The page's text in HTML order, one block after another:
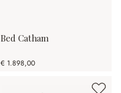
Bed Catham
€ 1.898,00